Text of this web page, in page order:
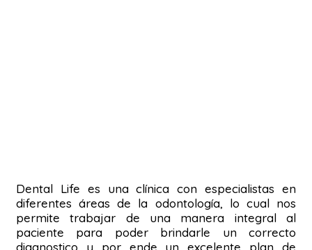
Dental Life es una clínica con especialistas en
diferentes áreas de la odontología, lo cual nos
permite trabajar de una manera integral al
paciente para poder brindarle un correcto
diagnostico y por ende un excelente plan de